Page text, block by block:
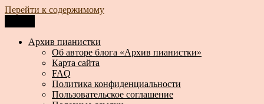
Перейти к содержимому
Архив пианистки
Всё для пианистов: ноты, книги, музыка, статьи…
Архив пианистки
Об авторе блога «Архив пианистки»
Карта сайта
FAQ
Политика конфиденциальности
Пользовательское соглашение